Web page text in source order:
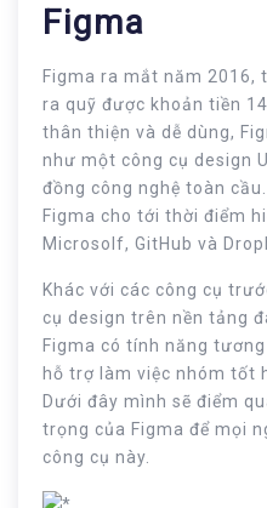
Figma
Figma ra mắt năm 2016,
ra quỹ được khoản tiền
thân thiện và dễ dùng,
như một công cụ design
đồng công nghệ toàn
Figma cho tới thời điểm
Microsolf, GitHub và
Khác với các công cụ
cụ design trên nền tảng
Figma có tính năng
hỗ trợ làm việc nhóm tốt
Dưới đây mình sẽ điểm
trọng của Figma để mọi
công cụ này.